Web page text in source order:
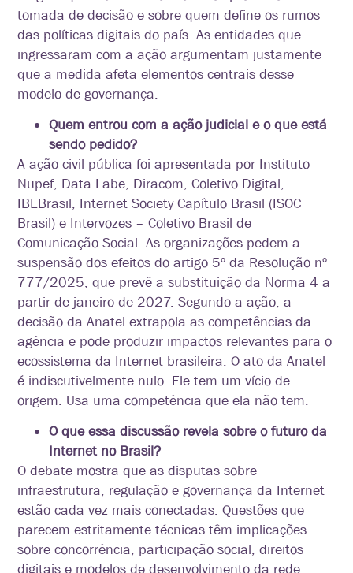
tomada de decisão e sobre quem define os rumos
das políticas digitais do país. As entidades que
ingressaram com a ação argumentam justamente
que a medida afeta elementos centrais desse
modelo de governança.
Quem entrou com a ação judicial e o que está
sendo pedido?
A ação civil pública foi apresentada por Instituto
Nupef, Data Labe, Diracom, Coletivo Digital,
IBEBrasil, Internet Society Capítulo Brasil (ISOC
Brasil) e Intervozes – Coletivo Brasil de
Comunicação Social. As organizações pedem a
suspensão dos efeitos do artigo 5º da Resolução nº
777/2025, que prevê a substituição da Norma 4 a
partir de janeiro de 2027. Segundo a ação, a
decisão da Anatel extrapola as competências da
agência e pode produzir impactos relevantes para o
ecossistema da Internet brasileira. O ato da Anatel
é indiscutivelmente nulo. Ele tem um vício de
origem. Usa uma competência que ela não tem.
O que essa discussão revela sobre o futuro da
Internet no Brasil?
O debate mostra que as disputas sobre
infraestrutura, regulação e governança da Internet
estão cada vez mais conectadas. Questões que
parecem estritamente técnicas têm implicações
sobre concorrência, participação social, direitos